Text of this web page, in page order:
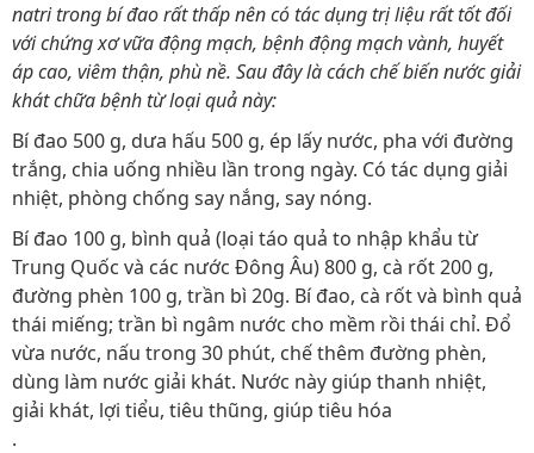
natri trong bí đao rất thấp nên có tác dụng trị liệu rất tốt đối
với chứng xơ vữa động mạch, bệnh động mạch vành, huyết
áp cao, viêm thận, phù nề. Sau đây là cách chế biến nước giải
khát chữa bệnh từ loại quả này:
Bí đao 500 g, dưa hấu 500 g, ép lấy nước, pha với đường
trắng, chia uống nhiều lần trong ngày. Có tác dụng giải
nhiệt, phòng chống say nắng, say nóng.
Bí đao 100 g, bình quả (loại táo quả to nhập khẩu từ
Trung Quốc và các nước Đông Âu) 800 g, cà rốt 200 g,
đường phèn 100 g, trần bì 20g. Bí đao, cà rốt và bình quả
thái miếng; trần bì ngâm nước cho mềm rồi thái chỉ. Đổ
vừa nước, nấu trong 30 phút, chế thêm đường phèn,
dùng làm nước giải khát. Nước này giúp thanh nhiệt,
giải khát, lợi tiểu, tiêu thũng, giúp tiêu hóa
.